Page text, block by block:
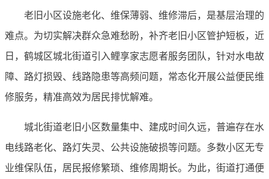
老旧小区设施老化、维保薄弱、维修滞后，是基层治理的
难点。为切实解决群众急难愁盼，补齐老旧小区管护短板，近
日，鹤城区城北街道引入鲤享家志愿者服务团队，针对水电故
障、路灯损毁、线路隐患等高频问题，常态化开展公益便民维
修服务，精准高效为居民排忧解难。
城北街道老旧小区数量集中、建成时间久远，普遍存在水
电线路老化、路灯失灵、公共设施破损等问题。多数小区无专
业维保队伍，居民报修繁琐、维修周期长。为此，街道打通便